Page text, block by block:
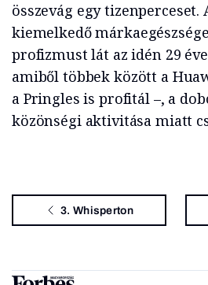
összevág egy tizenperceset.
kiemelkedő
profizmust lát az idén 29
amiből többek között a
a Pringles is profitál –, a
közönségi aktivitása miatt
3. Whisperton